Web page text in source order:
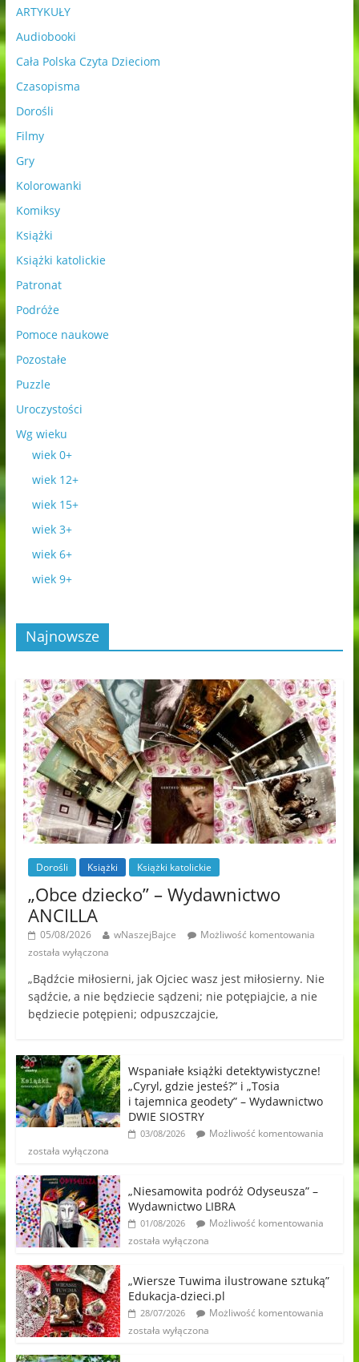
ARTYKUŁY
Audiobooki
Cała Polska Czyta Dzieciom
Czasopisma
Dorośli
Filmy
Gry
Kolorowanki
Komiksy
Książki
Książki katolickie
Patronat
Podróże
Pomoce naukowe
Pozostałe
Puzzle
Uroczystości
Wg wieku
wiek 0+
wiek 12+
wiek 15+
wiek 3+
wiek 6+
wiek 9+
Najnowsze
Dorośli Książki Książki katolickie
„Obce dziecko” – Wydawnictwo
ANCILLA
05/08/2026 wNaszejBajce
Możliwość komentowania
została wyłączona
„Bądźcie miłosierni, jak Ojciec wasz jest miłosierny. Nie
sądźcie, a nie będziecie sądzeni; nie potępiajcie, a nie
będziecie potępieni; odpuszczajcie,
Wspaniałe książki detektywistyczne!
„Cyryl, gdzie jesteś?” i „Tosia
i tajemnica geodety” – Wydawnictwo
DWIE SIOSTRY
03/08/2026
Możliwość komentowania
została wyłączona
„Niesamowita podróż Odyseusza” –
Wydawnictwo LIBRA
01/08/2026
Możliwość komentowania
została wyłączona
„Wiersze Tuwima ilustrowane sztuką”
Edukacja-dzieci.pl
28/07/2026
Możliwość komentowania
została wyłączona